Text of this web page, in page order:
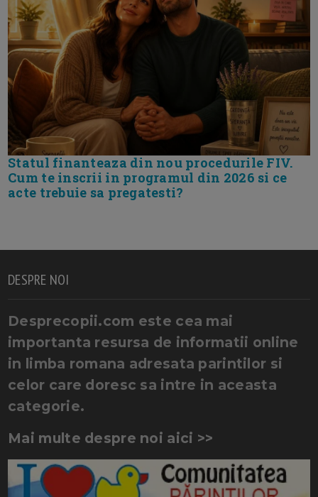
Statul finanteaza din nou procedurile FIV.
Cum te inscrii in programul din 2026 si ce
acte trebuie sa pregatesti?
DESPRE NOI
Desprecopii.com este cea mai
importanta resursa de informatii online
in limba romana adresata parintilor si
celor care doresc sa intre in aceasta
categorie.
Mai multe despre noi aici >>